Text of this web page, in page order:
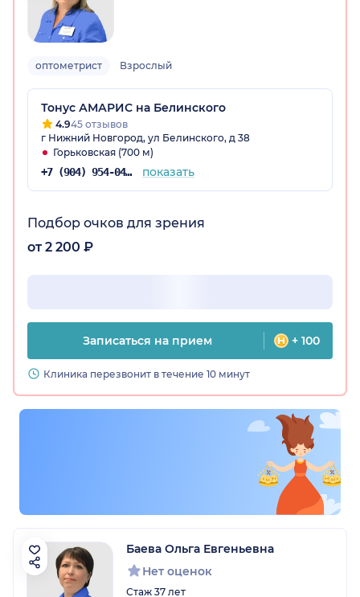
оптометрист Взрослый
Тонус АМАРИС на Белинского
4.945 отзывов
г Нижний Новгород, ул Белинского, д 38
Горьковская (700 м)
+7 (904) 954-04-30 показать
Подбор очков для зрения
от 2 200 ₽
Записаться на прием + 100
Клиника перезвонит в течение 10 минут
Баева Ольга Евгеньевна
Нет оценок
Стаж 37 лет